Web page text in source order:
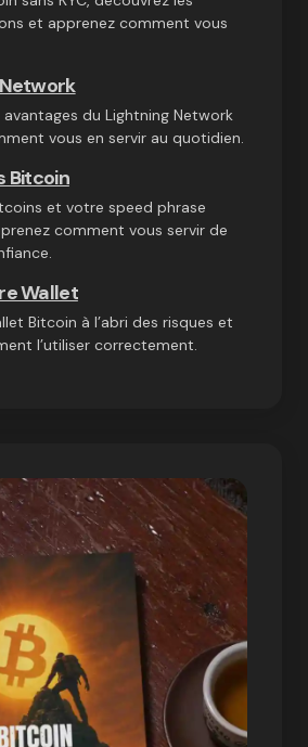
et apprenez comment vous
avantages du Lightning Network
vous en servir au quotidien.
Bitcoin
et votre speed phrase
comment vous servir de
Wallet
Bitcoin à l’abri des risques et
l’utiliser correctement.